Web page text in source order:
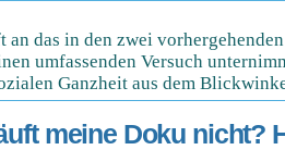
das in den zwei
umfassenden Versuch
Ganzheit aus dem
meine Doku nicht?